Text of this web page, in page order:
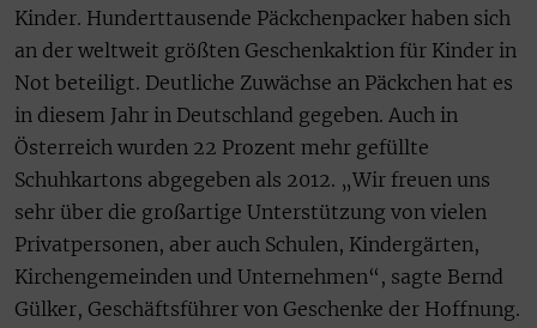
Kinder. Hunderttausende Päckchenpacker haben sich
an der weltweit größten Geschenkaktion für Kinder in
Not beteiligt. Deutliche Zuwächse an Päckchen hat es
in diesem Jahr in Deutschland gegeben. Auch in
Österreich wurden 22 Prozent mehr gefüllte
Schuhkartons abgegeben als 2012. „Wir freuen uns
sehr über die großartige Unterstützung von vielen
Privatpersonen, aber auch Schulen, Kindergärten,
Kirchengemeinden und Unternehmen“, sagte Bernd
Gülker, Geschäftsführer von Geschenke der Hoffnung.